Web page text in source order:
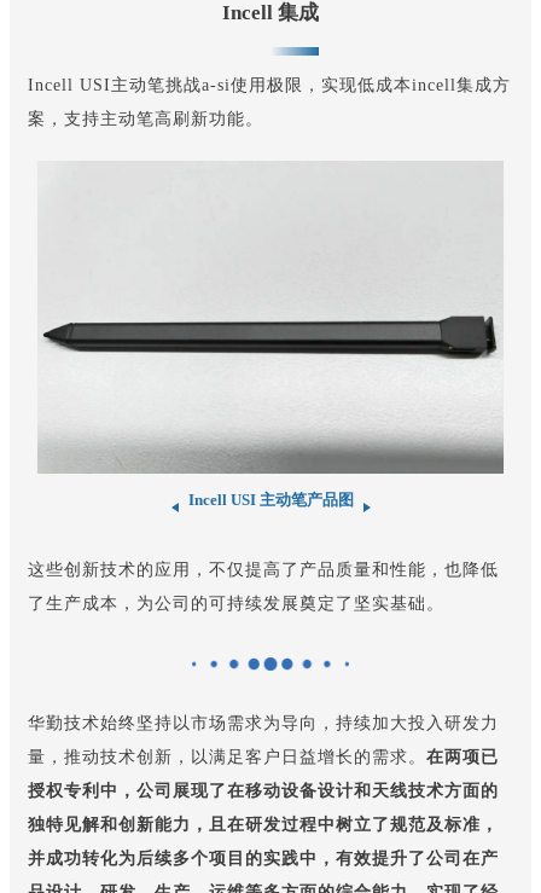
Incell 集成
Incell USI主动笔挑战a-si使用极限，实现低成本incell集成方
案，支持主动笔高刷新功能。
Incell USI 主动笔产品图
这些创新技术的应用，不仅提高了产品质量和性能，也降低
了生产成本，为公司的可持续发展奠定了坚实基础。
华勤技术始终坚持以市场需求为导向，持续加大投入研发力
量，推动技术创新，以满足客户日益增长的需求。 在两项已
授权专利中，公司展现了在移动设备设计和天线技术方面的
独特见解和创新能力，且在研发过程中树立了规范及标准，
并成功转化为后续多个项目的实践中，有效提升了公司在产